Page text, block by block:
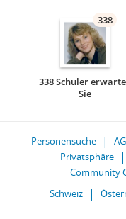
338
338 Schüler
Sie
Personensuche
Privatsphäre
Community
Schweiz